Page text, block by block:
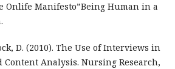
Onlife Manifesto”Being Human in a
D. (2010). The Use of Interviews in
Content Analysis. Nursing Research,